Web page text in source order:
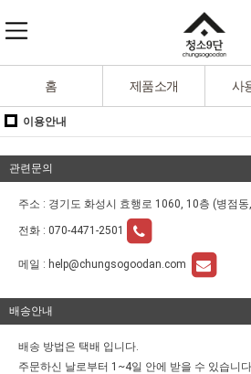
홈 제품소개 사
이용안내
관련문의
주소 : 경기도 화성시 효행로 1060, 10층 (병점
전화 : 070-4471-2501
메일 : help@chungsogoodan.com
배송안내
배송 방법은 택배 입니다.
주문하신 날로부터 1~4일 안에 받을 수 있습니